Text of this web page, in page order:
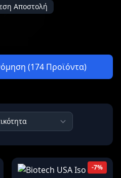
Αποστολή
(174 Προϊόντα)
-7%